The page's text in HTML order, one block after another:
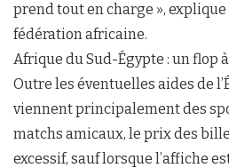
prend tout en charge »,
fédération africaine.
Afrique du Sud-Égypte : un flop
Outre les éventuelles aides de
viennent principalement des
matchs amicaux, le prix des
excessif, sauf lorsque l’affiche